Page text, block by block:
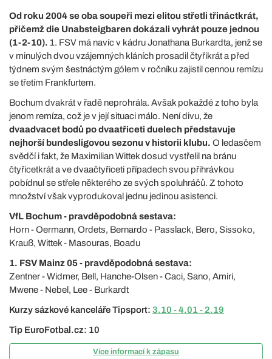
Od roku 2004 se oba soupeři mezi elitou střetli třináctkrát,
přičemž die Unabsteigbaren dokázali vyhrát pouze jednou
(1-2-10). 1. FSV má navíc v kádru Jonathana Burkardta, jenž se
v minulých dvou vzájemných kláních prosadil čtyřikrát a před
týdnem svým šestnáctým gólem v ročníku zajistil cennou remízu
se třetím Frankfurtem.
Bochum dvakrát v řadě neprohrála. Avšak pokaždé z toho byla
jenom remíza, což je v její situaci málo. Není divu, že
dvaadvacet bodů po dvaatřiceti duelech představuje
nejhorší bundesligovou sezonu v historii klubu. O ledasčem
svědčí i fakt, že Maximilian Wittek dosud vystřelil na bránu
čtyřicetkrát a ve dvaačtyřiceti případech svou přihrávkou
pobídnul se střele některého ze svých spoluhráčů. Z tohoto
množství však vyprodukoval jednu jedinou asistenci.
VfL Bochum - pravděpodobná sestava:
Horn - Oermann, Ordets, Bernardo - Passlack, Bero, Sissoko,
Krauß, Wittek - Masouras, Boadu
1. FSV Mainz 05 - pravděpodobná sestava:
Zentner - Widmer, Bell, Hanche-Olsen - Caci, Sano, Amiri,
Mwene - Nebel, Lee - Burkardt
Kurzy sázkové kanceláře Tipsport: 3.10 - 4.01 - 2.19
Tip EuroFotbal.cz: 10
Více informací k zápasu